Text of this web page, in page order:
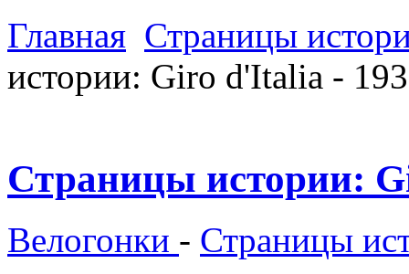
Главная Страницы
истории: Giro d'Italia -
Страницы истории:
Велогонки - Страницы